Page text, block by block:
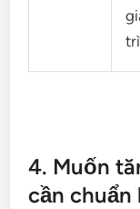
4. Muốn
cần chuẩn